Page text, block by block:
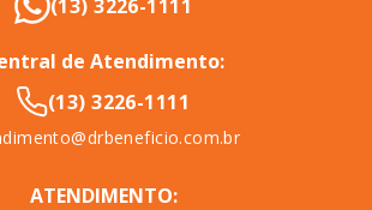
(13) 3226-1111
de Atendimento:
(13) 3226-1111
ATENDIMENTO: